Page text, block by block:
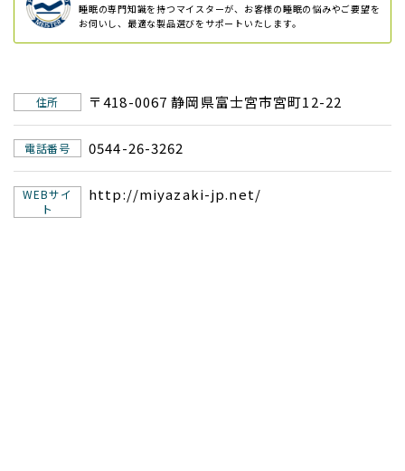
睡眠の専門知識を持つマイスターが、お客様の睡眠の悩みやご要望を
お伺いし、 最適な製品選びをサポートいたします。
住所 〒418-0067 静岡県富士宮市宮町12-22
電話番号 0544-26-3262
WEBサイ
ト
http://miyazaki-jp.net/